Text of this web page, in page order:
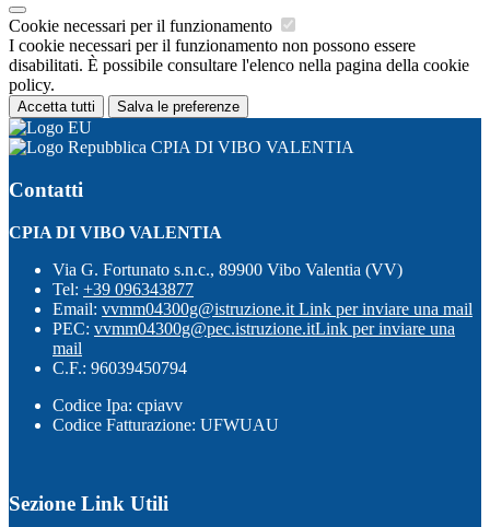
Cookie necessari per il funzionamento
I cookie necessari per il funzionamento non possono essere
disabilitati. È possibile consultare l'elenco nella pagina della cookie
policy.
Accetta tutti Salva le preferenze
CPIA DI VIBO VALENTIA
Contatti
CPIA DI VIBO VALENTIA
Via G. Fortunato s.n.c., 89900 Vibo Valentia (VV)
Tel: +39 096343877
Email: vvmm04300g@istruzione.it Link per inviare una mail
PEC: vvmm04300g@pec.istruzione.itLink per inviare una
mail
C.F.: 96039450794
Codice Ipa: cpiavv
Codice Fatturazione: UFWUAU
Sezione Link Utili